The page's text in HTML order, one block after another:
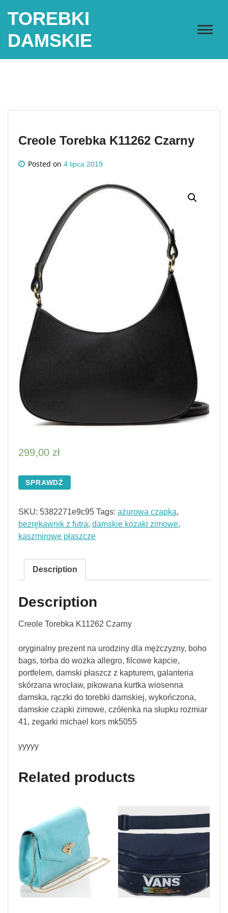
TOREBKI
DAMSKIE
Creole Torebka K11262 Czarny
Posted on 4 lipca 2019
299,00 zł
SPRAWDŹ
SKU: 5382271e9c95 Tags: ażurowa czapka,
bezrękawnik z futra, damskie kozaki zimowe,
kaszmirowe płaszcze
Description
Description
Creole Torebka K11262 Czarny
oryginalny prezent na urodziny dla mężczyzny, boho
bags, torba do wozka allegro, filcowe kapcie,
portfelem, damski płaszcz z kapturem, galanteria
skórzana wrocław, pikowana kurtka wiosenna
damska, rączki do torebki damskiej, wykończona,
damskie czapki zimowe, czółenka na słupku rozmiar
41, zegarki michael kors mk5055
yyyyy
Related products